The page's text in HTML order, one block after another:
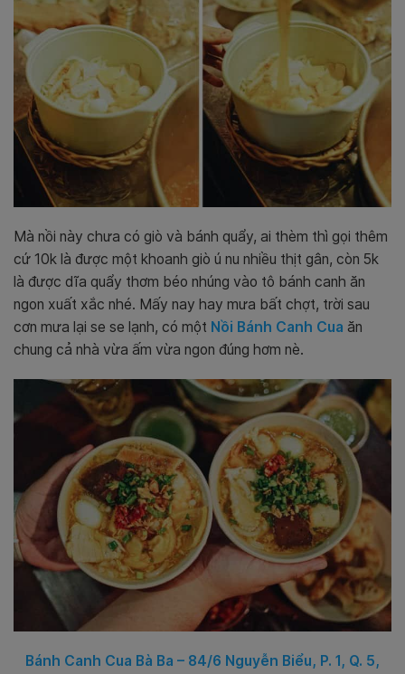
Mà nồi này chưa có giò và bánh quẩy, ai thèm thì gọi thêm
cứ 10k là được một khoanh giò ú nu nhiều thịt gân, còn 5k
là được dĩa quẩy thơm béo nhúng vào tô bánh canh ăn
ngon xuất xắc nhé. Mấy nay hay mưa bất chợt, trời sau
cơn mưa lại se se lạnh, có một Nồi Bánh Canh Cua ăn
chung cả nhà vừa ấm vừa ngon đúng hơm nè.
Bánh Canh Cua Bà Ba – 84/6 Nguyễn Biểu, P. 1, Q. 5,